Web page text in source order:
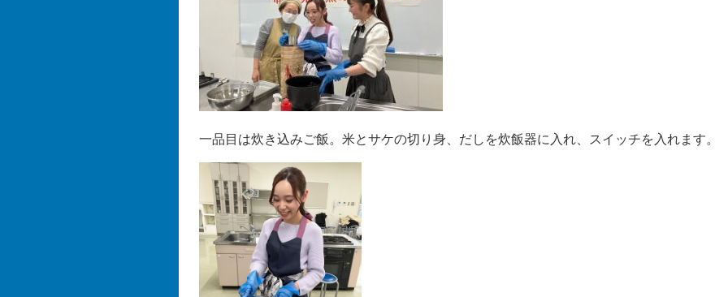
一品目は炊き込みご飯。米とサケの切り身、だしを炊飯器に入れ、スイッチを入れます。